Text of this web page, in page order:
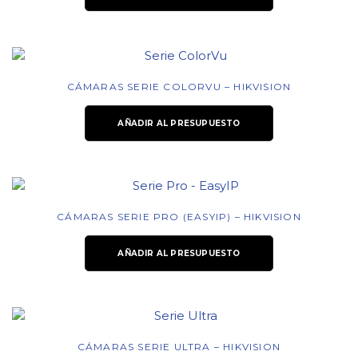
CÁMARAS SERIE COLORVU – HIKVISION
AÑADIR AL PRESUPUESTO
CÁMARAS SERIE PRO (EASYIP) – HIKVISION
AÑADIR AL PRESUPUESTO
CÁMARAS SERIE ULTRA – HIKVISION